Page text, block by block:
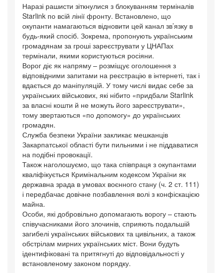
Наразі рашисти зіткнулися з блокуванням терміналів
Starlink по всій лінії фронту. Встановлено, що
окупанти намагаються відновити цей канал зв’язку в
будь-який спосіб. Зокрема, пропонують українським
громадянам за гроші зареєструвати у ЦНАПах
термінали, якими користуються росіяни.
Ворог діє як напряму – розміщує оголошення з
відповідними запитами на реєстрацію в інтернеті, так і
вдається до маніпуляцій. У тому числі видає себе за
українських військових, які нібито «придбали Starlink
за власні кошти й не можуть його зареєструвати»,
тому звертаються «по допомогу» до українських
громадян.
Служба безпеки України закликає мешканців
Закарпатської області бути пильними і не піддаватися
на подібні провокації.
Також наголошуємо, що така співпраця з окупантами
кваліфікується Кримінальним кодексом України як
державна зрада в умовах воєнного стану (ч. 2 ст. 111)
і передбачає довічне позбавлення волі з конфіскацією
майна.
Особи, які добровільно допомагають ворогу – стають
співучасниками його злочинів, сприяють подальшій
загибелі українських військових та цивільних, а також
обстрілам мирних українських міст. Вони будуть
ідентифіковані та притягнуті до відповідальності у
встановленому законом порядку.